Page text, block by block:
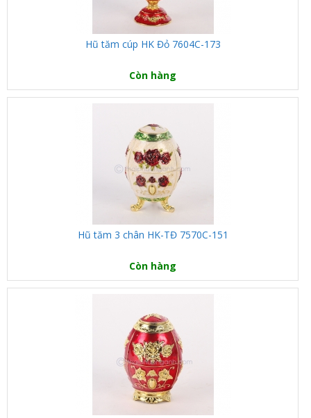
Hũ tăm cúp HK Đỏ 7604C-173
Còn hàng
Hũ tăm 3 chân HK-TĐ 7570C-151
Còn hàng